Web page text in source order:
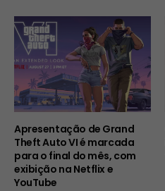
Apresentação de Grand
Theft Auto VI é marcada
para o final do mês, com
exibição na Netflix e
YouTube